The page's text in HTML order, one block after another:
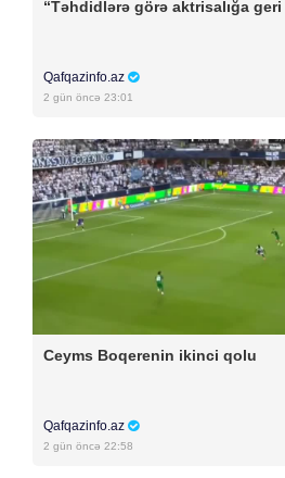
“Təhdidlərə görə aktrisalığa
Qafqazinfo.az
2 gün öncə 23:01
Ceyms Boqerenin ikinci qolu
Qafqazinfo.az
2 gün öncə 22:58